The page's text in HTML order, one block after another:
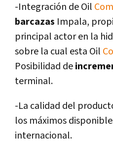
-Integración de Oil
barcazas Impala,
principal actor en la
sobre la cual esta Oil
Posibilidad de
terminal.
-La calidad del
los máximos
internacional.